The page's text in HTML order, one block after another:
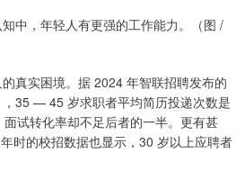
中，年轻人有更强的工作能力。（图 /
真实困境。据 2024 年智联招聘发布的
，35 — 45 岁求职者平均简历投递次数是
试转化率却不足后者的一半。更有甚
时的校招数据也显示，30 岁以上应聘者